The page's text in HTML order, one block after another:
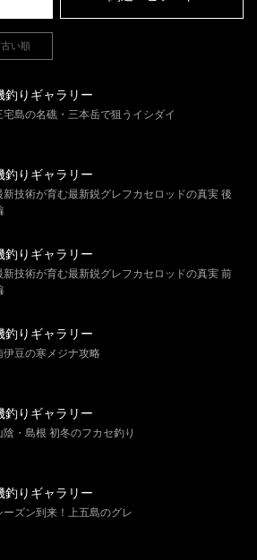
い順
釣りギャラリー
宅島の名礁・三本岳で狙うイシダイ
釣りギャラリー
新技術が育む最新鋭グレフカセロッドの真実 後
釣りギャラリー
新技術が育む最新鋭グレフカセロッドの真実 前
釣りギャラリー
伊豆の寒メジナ攻略
釣りギャラリー
陰・島根 初冬のフカセ釣り
釣りギャラリー
ーズン到来！上五島のグレ